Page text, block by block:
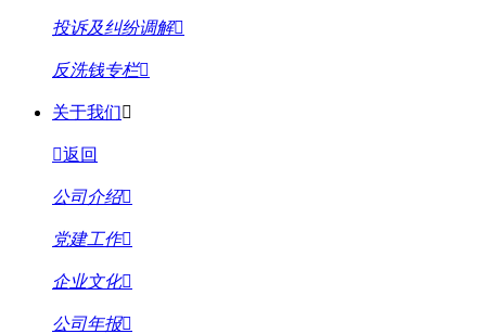
投诉及纠纷调解
反洗钱专栏
关于我们
返回
公司介绍
党建工作
企业文化
公司年报